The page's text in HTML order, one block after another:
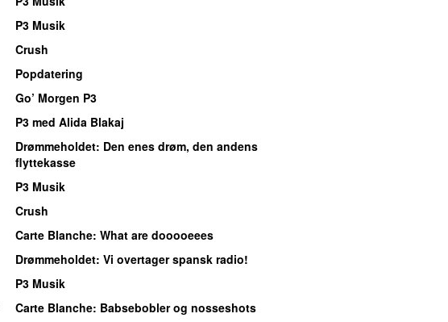
P3 Musik
Crush
Popdatering
Go’ Morgen P3
P3 med Alida Blakaj
Drømmeholdet: Den enes drøm, den andens
flyttekasse
P3 Musik
Crush
Carte Blanche: What are dooooeees
Drømmeholdet: Vi overtager spansk radio!
P3 Musik
Carte Blanche: Babsebobler og nosseshots